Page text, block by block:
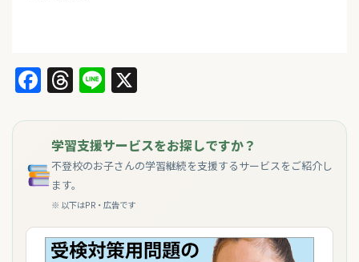
Facebook
Threads
Line
学習支援サービスをお探しですか？
不登校のお子さんの学習継続を支援するサービスをご紹介し
ます。
※ 以下はPR・広告です